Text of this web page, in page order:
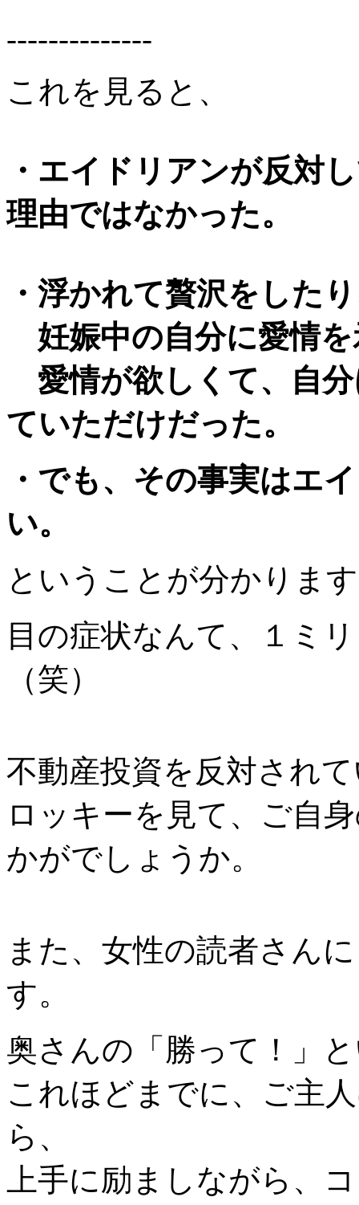
--------------
これを見ると、
・エイドリアンが反対
理由ではなかった。
・浮かれて贅沢をした
妊娠中の自分に愛情
愛情が欲しくて、自
ていただけだった。
・でも、その事実はエ
い。
ということが分かりま
目の症状なんて、１ミ
（笑）
不動産投資を反対され
ロッキーを見て、ご自
かがでしょうか。
また、女性の読者さん
す。
奥さんの「勝って！」
これほどまでに、ご主
ら、
上手に励ましながら、